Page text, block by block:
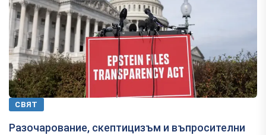
СВЯТ
Разочарование, скептицизъм и въпросителни